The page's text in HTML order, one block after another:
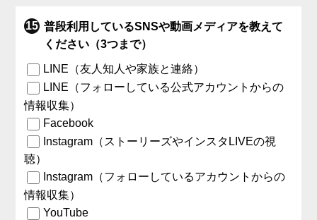
普段利用しているSNSや動画メディアを教えて
ください（3つまで）
LINE（友人知人や家族と連絡）
LINE（フォローしている公式アカウントからの
情報収集）
Facebook
Instagram（ストーリーズやインスタLIVEの視
聴）
Instagram（フォローしているアカウントからの
情報収集）
YouTube